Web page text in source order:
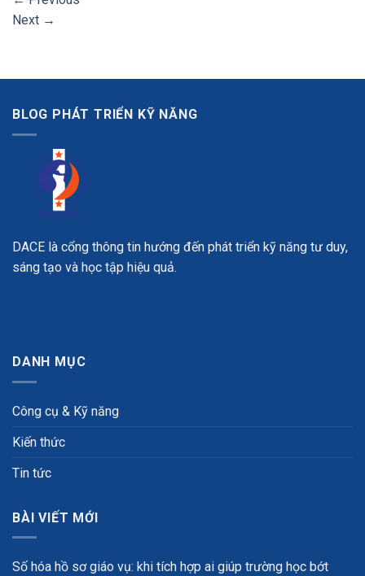
Next →
BLOG PHÁT TRIỂN KỸ NĂNG
DACE là cổng thông tin hướng đến phát triển kỹ năng tư duy,
sáng tạo và học tập hiệu quả.
DANH MỤC
Công cụ & Kỹ năng
Kiến thức
Tin tức
BÀI VIẾT MỚI
Số hóa hồ sơ giáo vụ: khi tích hợp ai giúp trường học bớt